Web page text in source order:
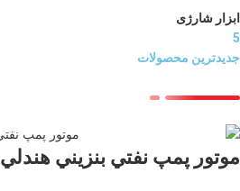
ابزار شارژی
5
جدیدترین محصولات
موتور پمپ نفتي بنزيني هندلي 3 اينچ WP30K